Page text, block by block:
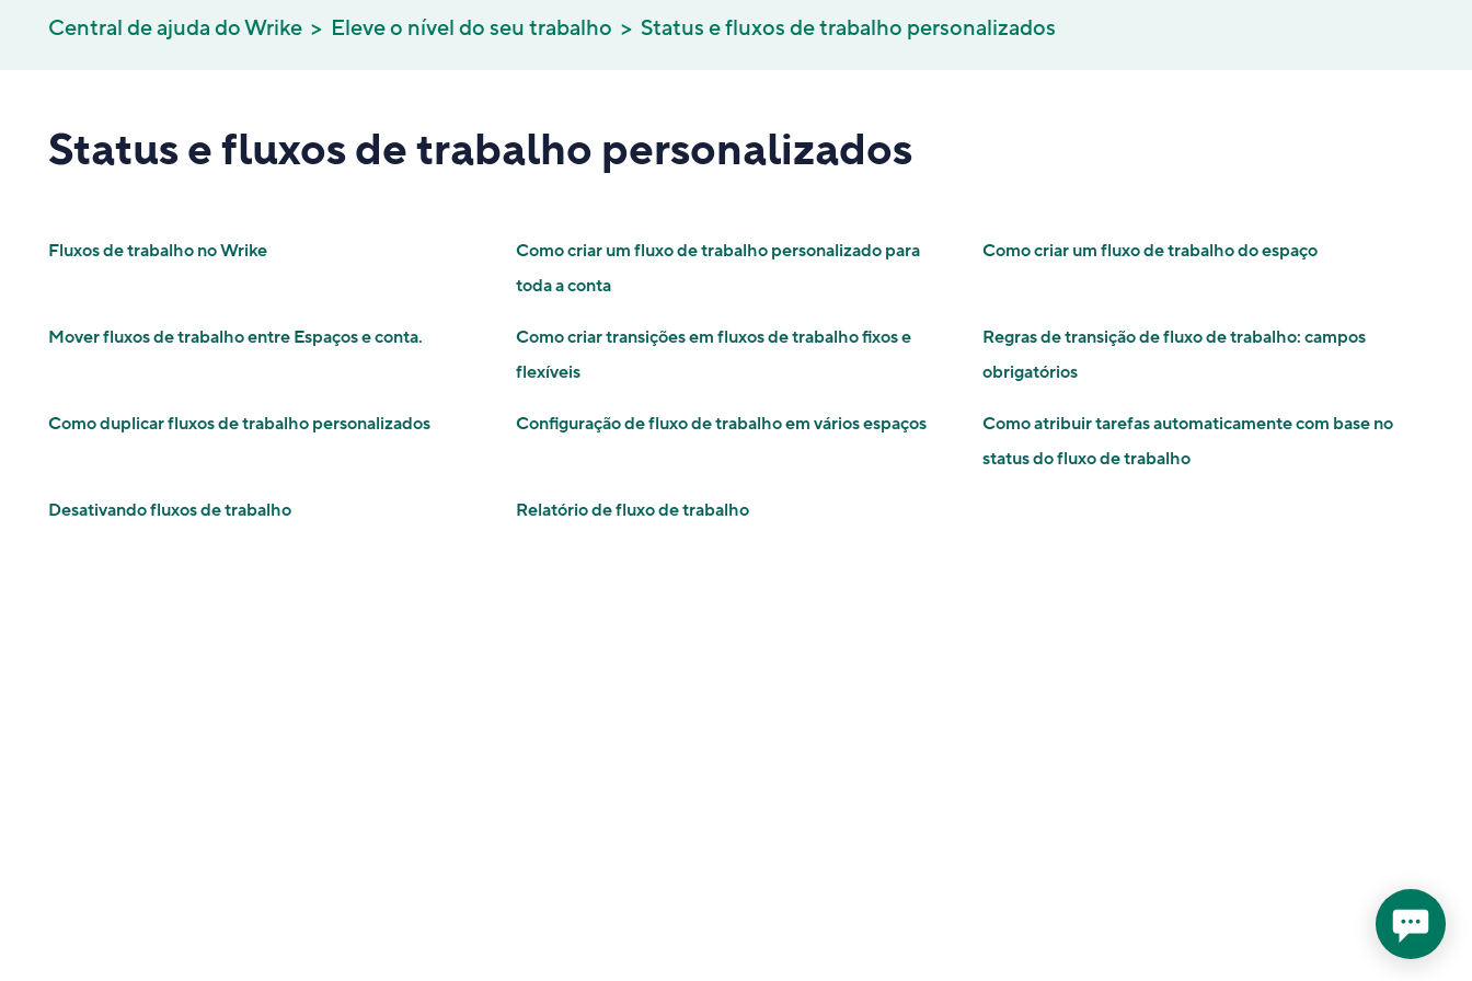
Central de ajuda do Wrike Eleve o nível do seu trabalho Status e fluxos de trabalho personalizados
Status e fluxos de trabalho personalizados
Fluxos de trabalho no Wrike
Como criar um fluxo de trabalho personalizado para
toda a conta
Como criar um fluxo de trabalho do espaço
Mover fluxos de trabalho entre Espaços e conta​.
Como criar transições em fluxos de trabalho fixos e
flexíveis
Regras de transição de fluxo de trabalho: campos
obrigatórios
Como duplicar fluxos de trabalho personalizados Configuração de fluxo de trabalho em vários espaços
Como atribuir tarefas automaticamente com base no
status do fluxo de trabalho
Desativando fluxos de trabalho Relatório de fluxo de trabalho